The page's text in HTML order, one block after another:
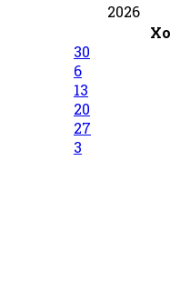
2026
Xo
30
6
13
20
27
3